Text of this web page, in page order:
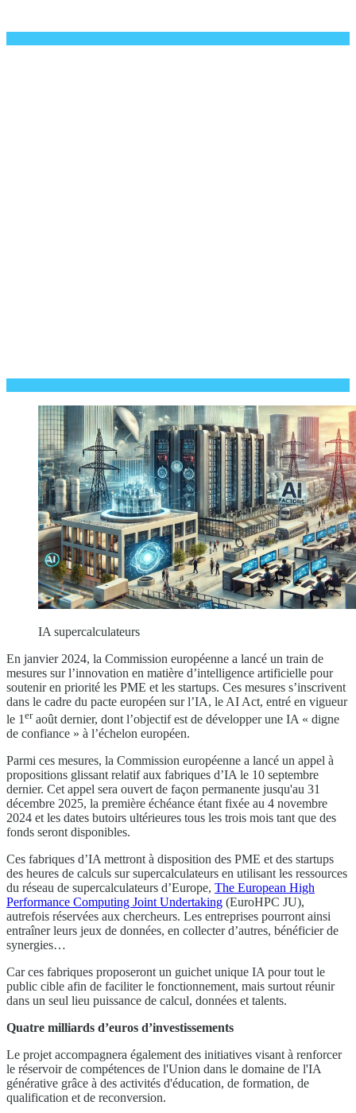
IA supercalculateurs
En janvier 2024, la Commission européenne a lancé un train de
mesures sur l’innovation en matière d’intelligence artificielle pour
soutenir en priorité les PME et les startups. Ces mesures s’inscrivent
dans le cadre du pacte européen sur l’IA, le AI Act, entré en vigueur
le 1 eraoût dernier, dont l’objectif est de développer une IA « digne
de confiance » à l’échelon européen.
Parmi ces mesures, la Commission européenne a lancé un appel à
propositions glissant relatif aux fabriques d’IA le 10 septembre
dernier. Cet appel sera ouvert de façon permanente jusqu'au 31
décembre 2025, la première échéance étant fixée au 4 novembre
2024 et les dates butoirs ultérieures tous les trois mois tant que des
fonds seront disponibles.
Ces fabriques d’IA mettront à disposition des PME et des startups
des heures de calculs sur supercalculateurs en utilisant les ressources
du réseau de supercalculateurs d’Europe, The European High
Performance Computing Joint Undertaking (EuroHPC JU),
autrefois réservées aux chercheurs. Les entreprises pourront ainsi
entraîner leurs jeux de données, en collecter d’autres, bénéficier de
synergies…
Car ces fabriques proposeront un guichet unique IA pour tout le
public cible afin de faciliter le fonctionnement, mais surtout réunir
dans un seul lieu puissance de calcul, données et talents.
Quatre milliards d’euros d’investissements
Le projet accompagnera également des initiatives visant à renforcer
le réservoir de compétences de l'Union dans le domaine de l'IA
générative grâce à des activités d'éducation, de formation, de
qualification et de reconversion.